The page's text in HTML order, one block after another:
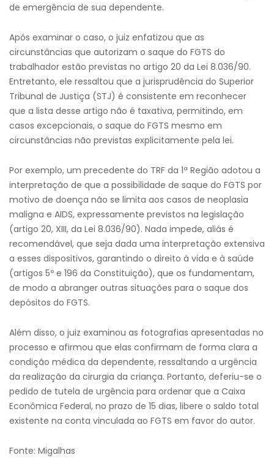
de emergência de sua dependente.
Após examinar o caso, o juiz enfatizou que as
circunstâncias que autorizam o saque do FGTS do
trabalhador estão previstas no artigo 20 da Lei 8.036/90.
Entretanto, ele ressaltou que a jurisprudência do Superior
Tribunal de Justiça (STJ) é consistente em reconhecer
que a lista desse artigo não é taxativa, permitindo, em
casos excepcionais, o saque do FGTS mesmo em
circunstâncias não previstas explicitamente pela lei.
Por exemplo, um precedente do TRF da 1ª Região adotou a
interpretação de que a possibilidade de saque do FGTS por
motivo de doença não se limita aos casos de neoplasia
maligna e AIDS, expressamente previstos na legislação
(artigo 20, XIII, da Lei 8.036/90). Nada impede, aliás é
recomendável, que seja dada uma interpretação extensiva
a esses dispositivos, garantindo o direito à vida e à saúde
(artigos 5º e 196 da Constituição), que os fundamentam,
de modo a abranger outras situações para o saque dos
depósitos do FGTS.
Além disso, o juiz examinou as fotografias apresentadas no
processo e afirmou que elas confirmam de forma clara a
condição médica da dependente, ressaltando a urgência
da realização da cirurgia da criança. Portanto, deferiu-se o
pedido de tutela de urgência para ordenar que a Caixa
Econômica Federal, no prazo de 15 dias, libere o saldo total
existente na conta vinculada ao FGTS em favor do autor.
Fonte: Migalhas